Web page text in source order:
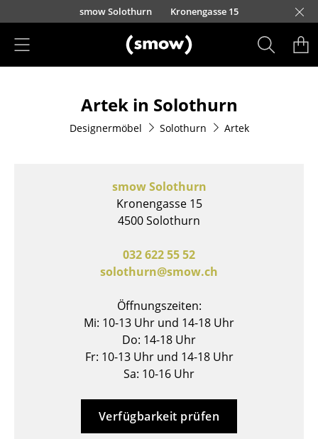
Direkt zum Inhaltsmow Solothurn Kronengasse 15
Esszimmerstühle
Freischwinger
Bänke & Liegen
Gartenstühle
Artek in Solothurn
Designermöbel Solothurn Artek
smow Solothurn
Kronengasse 15
4500 Solothurn
032 622 55 52
solothurn@smow.ch
Öffnungszeiten:
Mi: 10-13 Uhr und 14-18 Uhr
Do: 14-18 Uhr
Fr: 10-13 Uhr und 14-18 Uhr
Sa: 10-16 Uhr
Verfügbarkeit prüfen